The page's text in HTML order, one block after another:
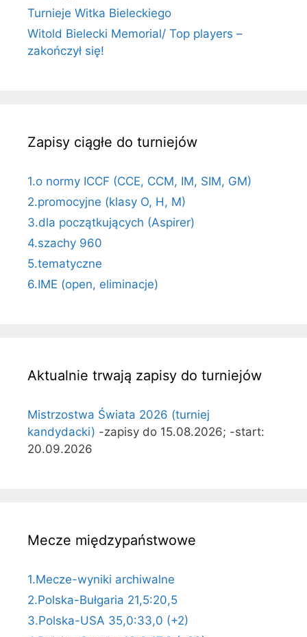
Turnieje Witka Bieleckiego
Witold Bielecki Memorial/ Top players –
zakończył się!
Zapisy ciągłe do turniejów
1.o normy ICCF (CCE, CCM, IM, SIM, GM)
2.promocyjne (klasy O, H, M)
3.dla początkujących (Aspirer)
4.szachy 960
5.tematyczne
6.IME (open, eliminacje)
Aktualnie trwają zapisy do turniejów
Mistrzostwa Świata 2026 (turniej
kandydacki) -zapisy do 15.08.2026; -start:
20.09.2026
Mecze międzypaństwowe
1.Mecze-wyniki archiwalne
2.Polska-Bułgaria 21,5:20,5
3.Polska-USA 35,0:33,0 (+2)